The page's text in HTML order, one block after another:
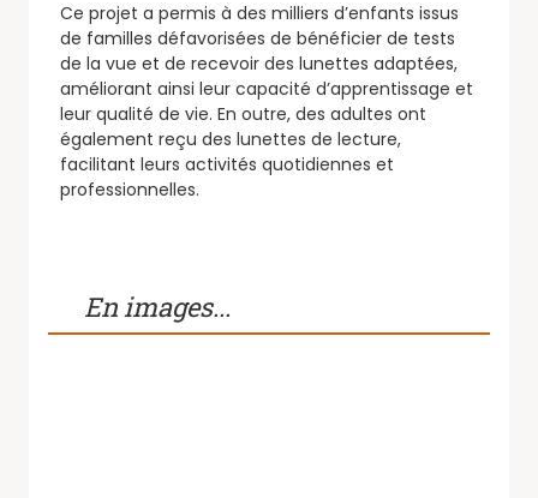
Ce projet a permis à des milliers d’enfants issus
de familles défavorisées de bénéficier de tests
de la vue et de recevoir des lunettes adaptées,
améliorant ainsi leur capacité d’apprentissage et
leur qualité de vie. En outre, des adultes ont
également reçu des lunettes de lecture,
facilitant leurs activités quotidiennes et
professionnelles.
En images...